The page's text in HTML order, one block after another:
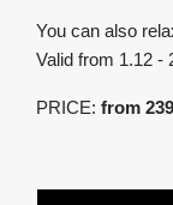
You can also
Valid from 1.12 -
PRICE: from